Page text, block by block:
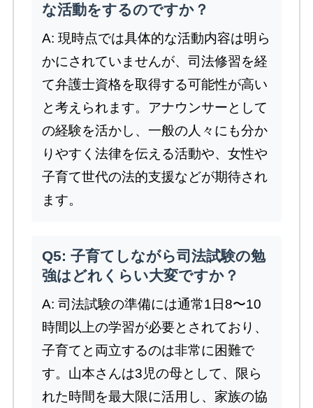
な活動をするのですか？
A: 現時点では具体的な活動内容は明ら
かにされていませんが、司法修習を経
て弁護士資格を取得する可能性が高い
と考えられます。アナウンサーとして
の経験を活かし、一般の人々にも分か
りやすく法律を伝える活動や、女性や
子育て世代の法的支援などが期待され
ます。
Q5: 子育てしながら司法試験の勉
強はどれくらい大変ですか？
A: 司法試験の準備には通常1日8〜10
時間以上の学習が必要とされており、
子育てと両立するのは非常に困難で
す。山本さんは3児の母として、限ら
れた時間を最大限に活用し、家族の協